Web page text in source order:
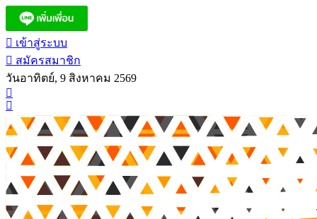
เข้าสู่ระบบ
สมัครสมาชิก
วันอาทิตย์, 9 สิงหาคม 2569